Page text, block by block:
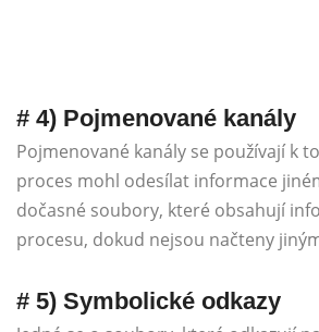
# 4) Pojmenované kanály
Pojmenované kanály se používají k
proces mohl odesílat informace
dočasné soubory, které obsahují
procesu, dokud nejsou načteny
# 5) Symbolické odkazy